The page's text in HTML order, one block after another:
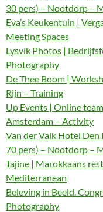
30 pers) – Nootdorp –
Eva’s Keukentuin |
Meeting Spaces
Lysvik Photos |
Photography
De Thee Boom |
Rijn – Training
Up Events | Online
Amsterdam – Activity
Van der Valk Hotel
70 pers) – Nootdorp –
Tajine | Marokkaans
Mediterranean
Beleving in Beeld.
Photography